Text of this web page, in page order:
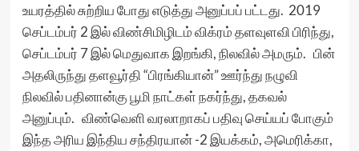
உயரத்தில் சுற்றிய போது எடுத்து அனுப்பப் பட்டது. 2019
செப்டம்பர் 2 இல் விண்சிமிழிடம் விக்ரம் தளவுளவி பிரிந்து,
செப்டம்பர் 7 இல் மெதுவாக இறங்கி, நிலவில் அமரும். பின்
அதலிருந்து தளவூர்தி “பிரங்கியான்” ஊர்ந்து நழுவி
நிலவில் பதினான்கு பூமி நாட்கள் நகர்ந்து, தகவல்
அனுப்பும். விண்வெளி வரலாறாகப் பதிவு செய்யப் போகும்
இந்த அரிய இந்திய சந்திரயான் -2 இயக்கம், அமெரிக்கா,